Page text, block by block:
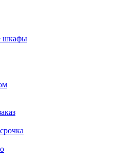
шкафы